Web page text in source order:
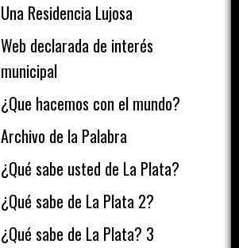
Una Residencia Lujosa
Web declarada de interés
municipal
¿Que hacemos con el mundo?
Archivo de la Palabra
¿Qué sabe usted de La Plata?
¿Qué sabe de La Plata 2?
¿Qué sabe de La Plata? 3